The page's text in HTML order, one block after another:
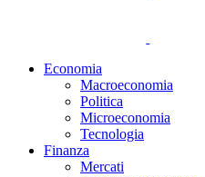
Economia
Macroeconomia
Politica
Microeconomia
Tecnologia
Finanza
Mercati